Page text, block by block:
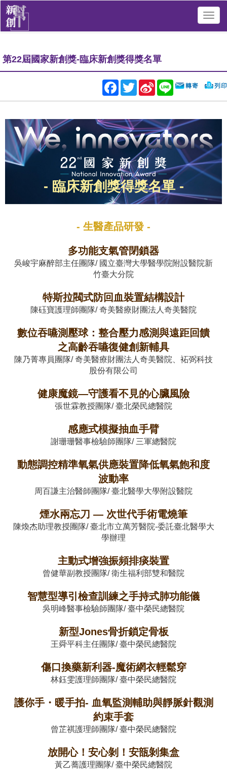
第22屆國家新創獎-臨床新創獎得獎名單
Facebook
TwitterSina
Weibo
Line
- 臨床新創獎得獎名單 -
- 生醫產品研發 -
多功能支氣管閉鎖器
吳峻宇麻醉部主任團隊/ 國立臺灣大學醫學院附設醫院新
竹臺大分院
特斯拉閥式防回血裝置結構設計
陳砡寶護理師團隊/ 奇美醫療財團法人奇美醫院
數位吞嚥測壓球：整合壓力感測與遠距回饋
之高齡吞嚥復健創新輔具
陳乃菁專員團隊/ 奇美醫療財團法人奇美醫院、袥弼科技
股份有限公司
健康魔鏡—守護看不見的心臟風險
張世霖教授團隊/ 臺北榮民總醫院
感應式模擬抽血手臂
謝珊珊醫事檢驗師團隊/ 三軍總醫院
動態調控精準氧氣供應裝置降低氧氣飽和度
波動率
周百謙主治醫師團隊/ 臺北醫學大學附設醫院
煙水兩忘刀 — 次世代手術電燒筆
陳煥杰助理教授團隊/ 臺北市立萬芳醫院-委託臺北醫學大
學辦理
主動式增強振頻排痰裝置
曾健華副教授團隊/ 衛生福利部雙和醫院
智慧型導引檢查訓練之手持式肺功能儀
吳明峰醫事檢驗師團隊/ 臺中榮民總醫院
新型Jones骨折鎖定骨板
王舜平科主任團隊/ 臺中榮民總醫院
傷口換藥新利器-魔術網衣輕鬆穿
林鈺雯護理師團隊/ 臺中榮民總醫院
護你手・暖手拍- 血氧監測輔助與靜脈針觀測
約束手套
曾芷祺護理師團隊/ 臺中榮民總醫院
放開心！安心剝！安瓿剝集盒
黃乙蕎護理團隊/ 臺中榮民總醫院